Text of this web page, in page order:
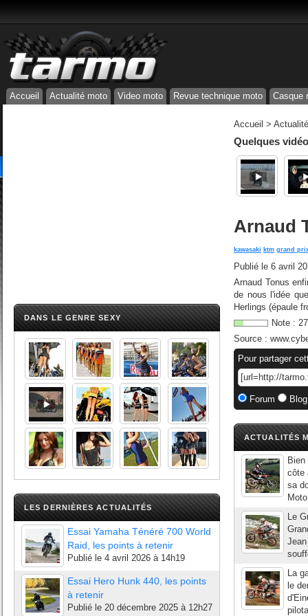
Accueil Actualité moto Video moto Revue technique moto Casque
DANS LE GENRE SEXY
LES DERNIÈRES ACTUALITÉS
Essai Yamaha Ténéré 700 World
Raid, les points à retenir
Publié le 4 avril 2026 à 14h19
Essai Hero Hunk 440, les points
à retenir
Publié le 20 décembre 2025 à 12h27
Accueil >
Quelques
Arnaud
kawasaki ktm grand
Publié le 6 avril
Arnaud Tonus
de nous l'idée
Herlings (épaule
Note : 27
Source :
Pour partager
Forum
ACTUALITÉS
côte
sa
Le
La
le